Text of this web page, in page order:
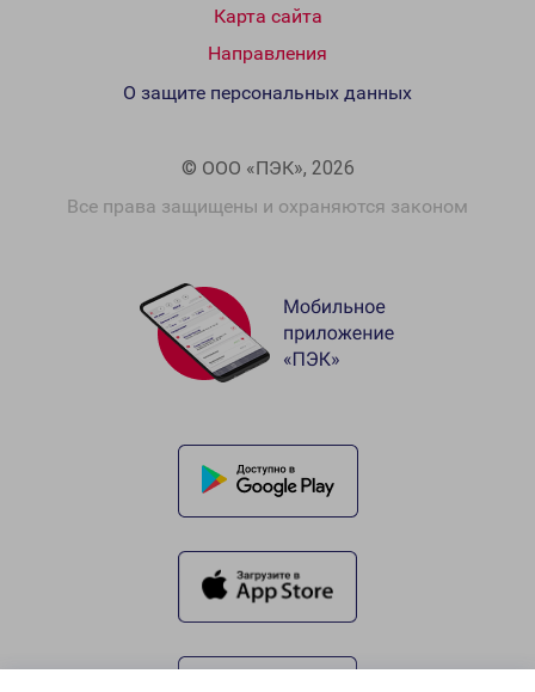
Карта сайта
Направления
© ООО «ПЭК», 2026
Все права защищены и охраняются законом
О защите персональных данных